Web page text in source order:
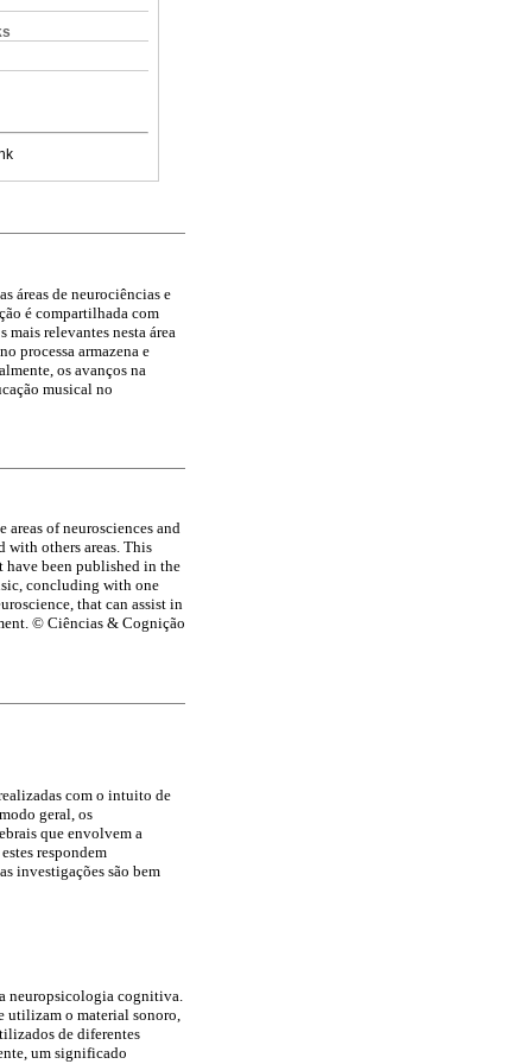
áreas de neurociências e
é compartilhada com
mais relevantes nesta área
processa armazena e
os avanços na
musical no
of neurosciences and
with others areas. This
have been published in the
concluding with one
that can assist in
© Ciências & Cognição
com o intuito de
geral, os
que envolvem a
respondem
investigações são bem
neuropsicologia cognitiva.
utilizam o material sonoro,
de diferentes
um significado